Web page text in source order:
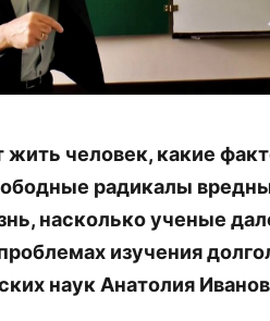
человек, какие
радикалы
насколько ученые
изучения
наук Анатолия